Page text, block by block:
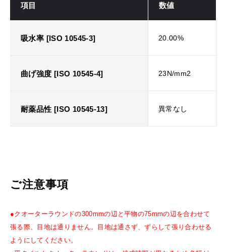
項目 数値
吸水率 [ISO 10545-3] 20.00%
曲げ強度 [ISO 10545-4] 23N/mm2
耐薬品性 [ISO 10545-13] 異常なし
ご注意事項
●クオーターラウンドの300mmの辺と平物の75mmの辺を合わせて
張る際、目地は通りません。目地は通さず、ずらして張り合わせる
ようにしてください。